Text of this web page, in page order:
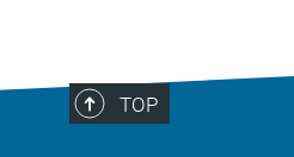
TOP